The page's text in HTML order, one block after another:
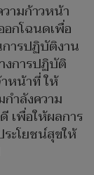
ามก้าวหน้า
กโฉนดเพื่อ
ารปฏิบัติงาน
งการปฏิบัติ
หน้าที่ ให้
ำลังความ
เพื่อให้ผลการ
ะโยชน์สุขให้